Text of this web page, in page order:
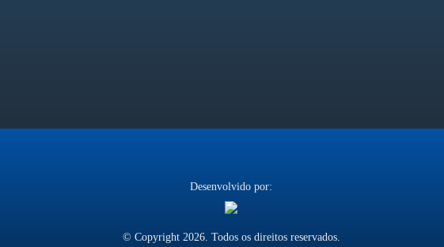
Desenvolvido por:
© Copyright 2026. Todos os direitos reservados.